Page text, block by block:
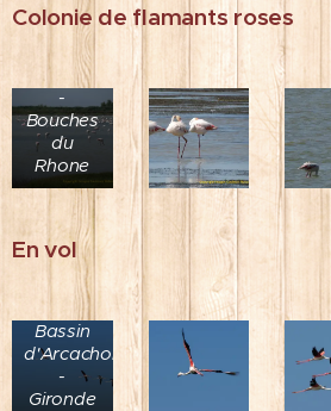
Colonie de flamants roses
Camargue
-
Bouches
du
Rhone
En vol
Parc
Ornitologique
- Teich -
Bassin
d'Arcachon
-
Gironde